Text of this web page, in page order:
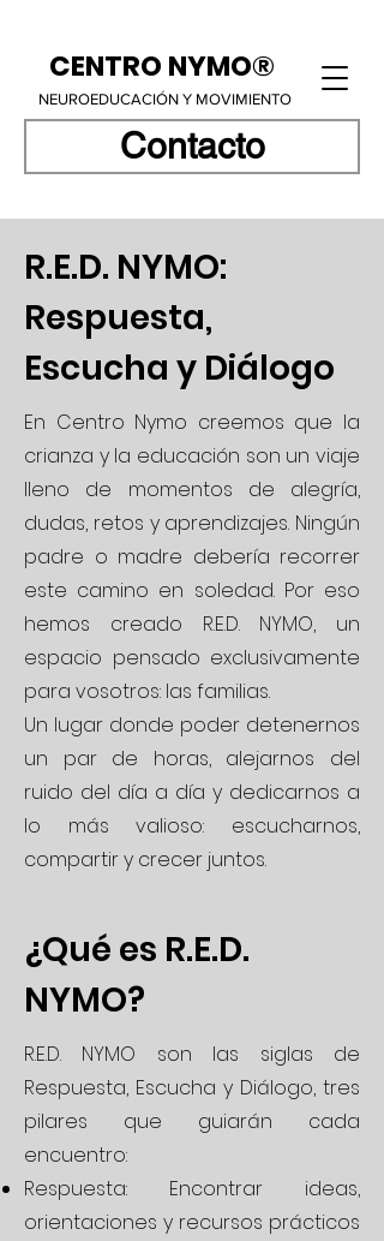
CENTRO NYMO®
NEUROEDUCACIÓN Y MOVIMIENTO
Contacto
R.E.D. NYMO:
Respuesta,
Escucha y Diálogo
En Centro Nymo creemos que la
crianza y la educación son un viaje
lleno de momentos de alegría,
dudas, retos y aprendizajes. Ningún
padre o madre debería recorrer
este camino en soledad. Por eso
hemos creado R.E.D. NYMO, un
espacio pensado exclusivamente
para vosotros: las familias.
Un lugar donde poder detenernos
un par de horas, alejarnos del
ruido del día a día y dedicarnos a
lo más valioso: escucharnos,
compartir y crecer juntos.
¿Qué es R.E.D.
NYMO?
R.E.D. NYMO son las siglas de
Respuesta, Escucha y Diálogo, tres
pilares que guiarán cada
encuentro:
Respuesta: Encontrar ideas,
orientaciones y recursos prácticos